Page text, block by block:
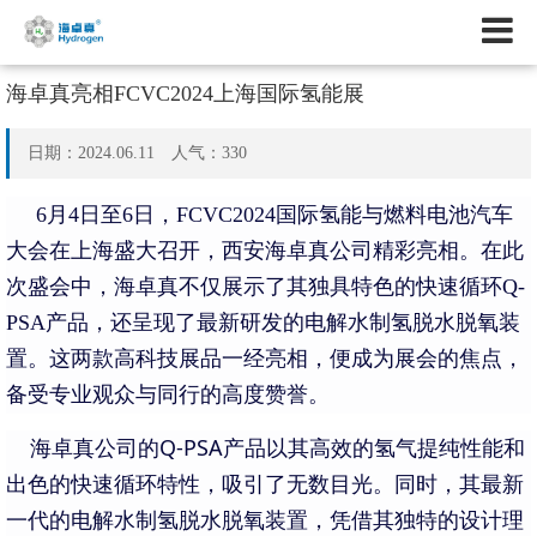
海卓真亮相FCVC2024上海国际氢能展
日期：2024.06.11 人气： 330
6月4日至6日，FCVC2024国际氢能与燃料电池汽车
大会在上海盛大召开，西安海卓真公司精彩亮相。在此
次盛会中，海卓真不仅展示了其独具特色的快速循环Q-
PSA产品，还呈现了最新研发的电解水制氢脱水脱氧装
置。这两款高科技展品一经亮相，便成为展会的焦点，
备受专业观众与同行的高度赞誉。
海卓真公司的Q-PSA产品以其高效的氢气提纯性能和
出色的快速循环特性，吸引了无数目光。同时，其最新
一代的电解水制氢脱水脱氧装置，凭借其独特的设计理